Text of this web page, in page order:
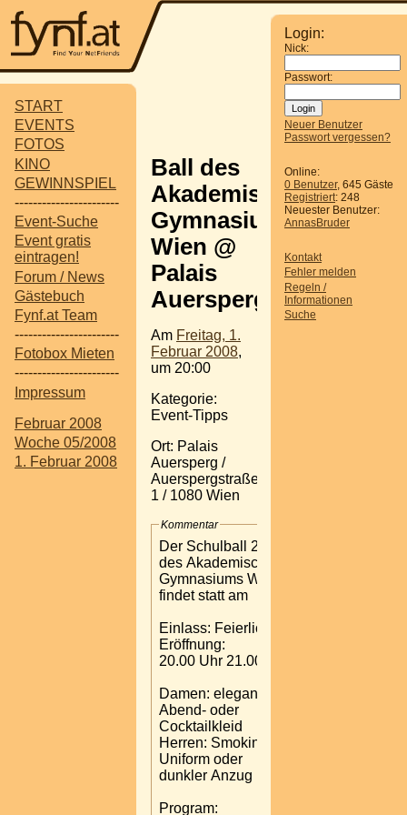
START
EVENTS
FOTOS
KINO
GEWINNSPIEL
-----------------------
Event-Suche
Event gratis
eintragen!
Forum / News
Gästebuch
Fynf.at Team
-----------------------
Fotobox Mieten
-----------------------
Impressum
Februar 2008
Woche 05/2008
1. Februar 2008
Login:
Nick:
Passwort:
Neuer Benutzer
Passwort vergessen?
Online:
0 Benutzer, 645 Gäste
Registriert: 248
Neuester Benutzer:
AnnasBruder
Kontakt
Fehler melden
Regeln /
Informationen
Suche
Ball des
Akademischen
Gymnasiums
Wien @
Palais
Auersperg
Am Freitag, 1.
Februar 2008,
um 20:00
Kategorie:
Event-Tipps
Ort: Palais
Auersperg /
Auerspergstraße
1 / 1080 Wien
Kommentar
Der Schulball 2008
des Akademischen
Gymnasiums Wien I
findet statt am
Einlass: Feierliche
Eröffnung:
20.00 Uhr 21.00 Uhr
Damen: elegantes
Abend- oder
Cocktailkleid
Herren: Smoking,
Uniform oder
dunkler Anzug
Program: